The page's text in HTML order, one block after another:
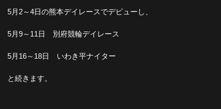
5月2～4日の熊本デイレースでデビューし、
5月9～11日 別府競輪デイレース
5月16～18日 いわき平ナイター
と続きます。